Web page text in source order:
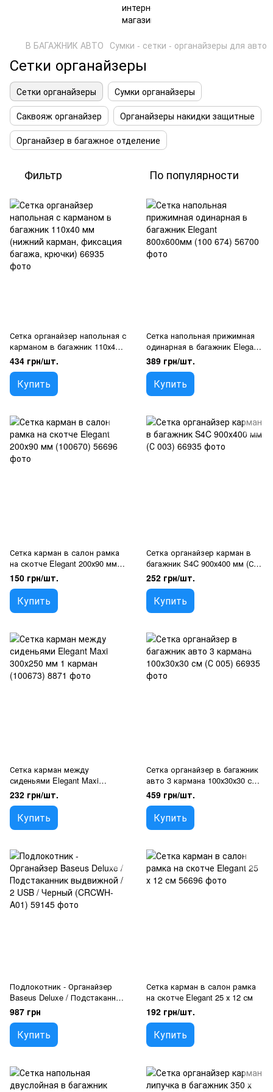
В БАГАЖНИК АВТО Сумки - сетки - органайзеры для авто
Сетки органайзеры
Сетки органайзеры
Сумки органайзеры
Саквояж органайзер
Органайзеры накидки защитные
Органайзер в багажное отделение
Фильтр По популярности
Сетка органайзер напольная с
карманом в багажник 110х40
мм (нижний карман, фиксация
багажа, крючки)
434 грн/шт.
Купить
Сетка напольная прижимная
одинарная в багажник Elegant
800x600мм (100 674)
389 грн/шт.
Купить
Сетка карман в салон рамка
на скотче Elegant 200х90 мм
(100670)
150 грн/шт.
Купить
Сетка органайзер карман в
багажник S4C 900х400 мм (С
003)
252 грн/шт.
Купить
Сетка карман между
сиденьями Elegant Maxi
300x250 мм 1 карман (100673)
232 грн/шт.
Купить
Сетка органайзер в багажник
авто 3 кармана 100х30х30 см
(С 005)
459 грн/шт.
Купить
Подлокотник - Органайзер
Baseus Deluxe / Подстаканник
выдвижной / 2 USB / Черный
(CRCWH-A01)
987 грн
Купить
Сетка карман в салон рамка
на скотче Elegant 25 х 12 см
192 грн/шт.
Купить